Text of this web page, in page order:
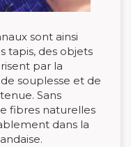
sont ainsi
tapis, des objets
par la
souplesse et de
Sans
fibres naturelles
dans la